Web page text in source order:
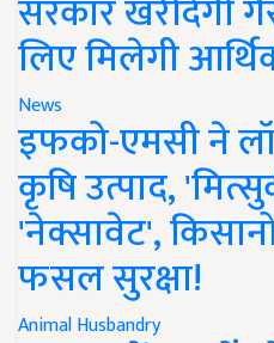
सरकार खरीदेगी
लिए मिलेगी
News
इफको-एमसी ने
कृषि उत्पाद,
'नेक्सावेट',
फसल सुरक्षा!
Animal Husbandry